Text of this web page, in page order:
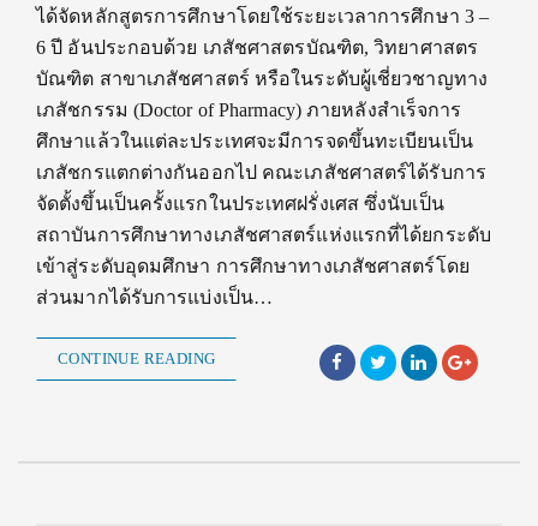
ได้จัดหลักสูตรการศึกษาโดยใช้ระยะเวลาการศึกษา 3 –
6 ปี อันประกอบด้วย เภสัชศาสตรบัณฑิต, วิทยาศาสตร
บัณฑิต สาขาเภสัชศาสตร์ หรือในระดับผู้เชี่ยวชาญทาง
เภสัชกรรม (Doctor of Pharmacy) ภายหลังสำเร็จการ
ศึกษาแล้วในแต่ละประเทศจะมีการจดขึ้นทะเบียนเป็น
เภสัชกรแตกต่างกันออกไป คณะเภสัชศาสตร์ได้รับการ
จัดตั้งขึ้นเป็นครั้งแรกในประเทศฝรั่งเศส ซึ่งนับเป็น
สถาบันการศึกษาทางเภสัชศาสตร์แห่งแรกที่ได้ยกระดับ
เข้าสู่ระดับอุดมศึกษา การศึกษาทางเภสัชศาสตร์โดย
ส่วนมากได้รับการแบ่งเป็น…
CONTINUE READING